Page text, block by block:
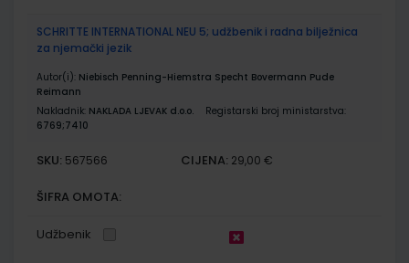
SCHRITTE INTERNATIONAL NEU 5; udžbenik i radna bilježnica
za njemački jezik
Autor(i): Niebisch Penning-Hiemstra Specht Bovermann Pude
Reimann
Nakladnik: NAKLADA LJEVAK d.o.o.
Registarski broj ministarstva:
6769;7410
SKU: 567566 CIJENA: 29,00 €
ŠIFRA OMOTA:
Udžbenik